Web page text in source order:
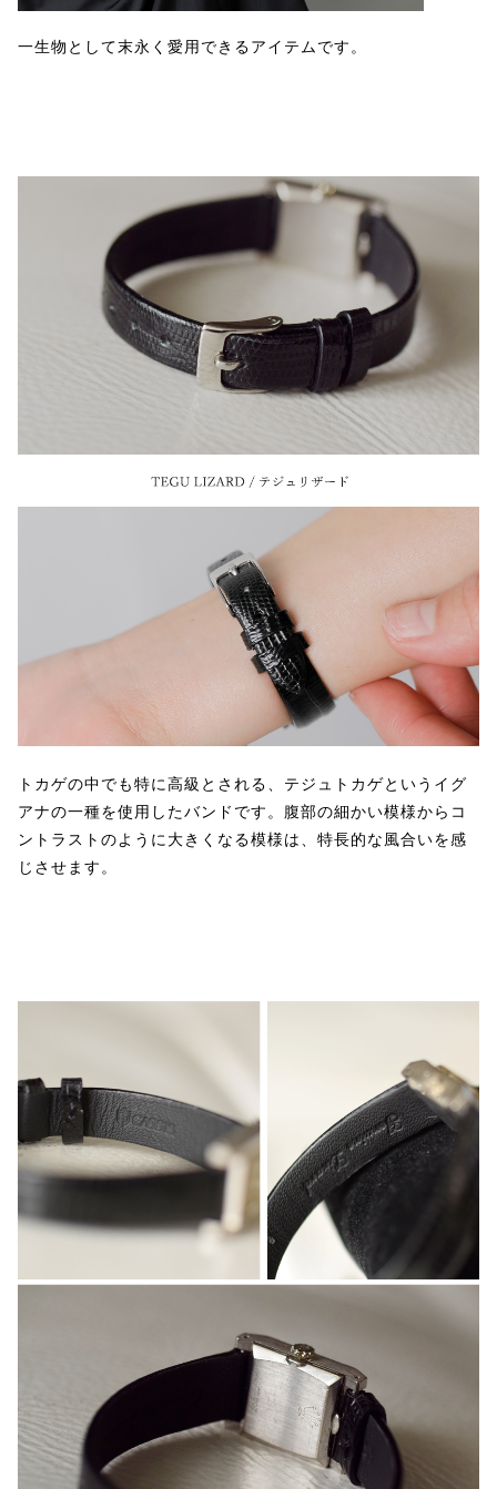
一生物として末永く愛用できるアイテムです。
トカゲの中でも特に高級とされる、テジュトカゲというイグ
アナの一種を使用したバンドです。腹部の細かい模様からコ
ントラストのように大きくなる模様は、特長的な風合いを感
じさせます。